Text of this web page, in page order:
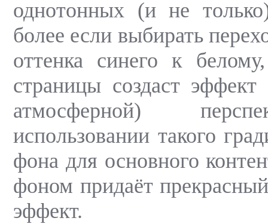
однотонных (и не
более если выбирать
оттенка синего к
страницы создаст
атмосферной)
использовании такого
фона для основного
фоном придаёт
эффект.